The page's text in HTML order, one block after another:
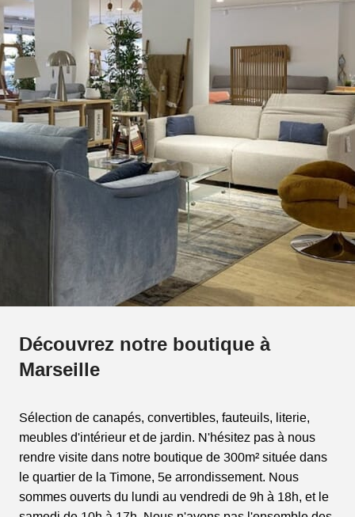
Découvrez notre boutique à
Marseille
Sélection de canapés, convertibles, fauteuils, literie,
meubles d'intérieur et de jardin. N'hésitez pas à nous
rendre visite dans notre boutique de 300m² située dans
le quartier de la Timone, 5e arrondissement. Nous
sommes ouverts du lundi au vendredi de 9h à 18h, et le